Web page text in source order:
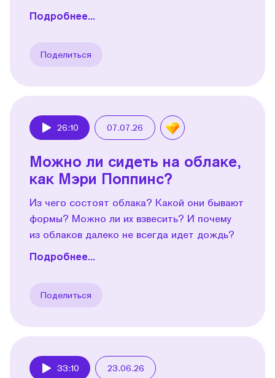
Подробнее...
Поделиться
26:10 07.07.26
Можно ли сидеть на облаке,
как Мэри Поппинс?
Из чего состоят облака? Какой они бывают
формы? Можно ли их взвесить? И почему
из облаков далеко не всегда идет дождь?
Подробнее...
Поделиться
33:10 23.06.26